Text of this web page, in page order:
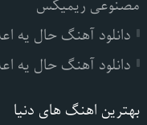
مصنوعی ریمیکس
دانلود آهنگ حال یه
دانلود آهنگ حال یه
بهترین اهنگ های دنیا